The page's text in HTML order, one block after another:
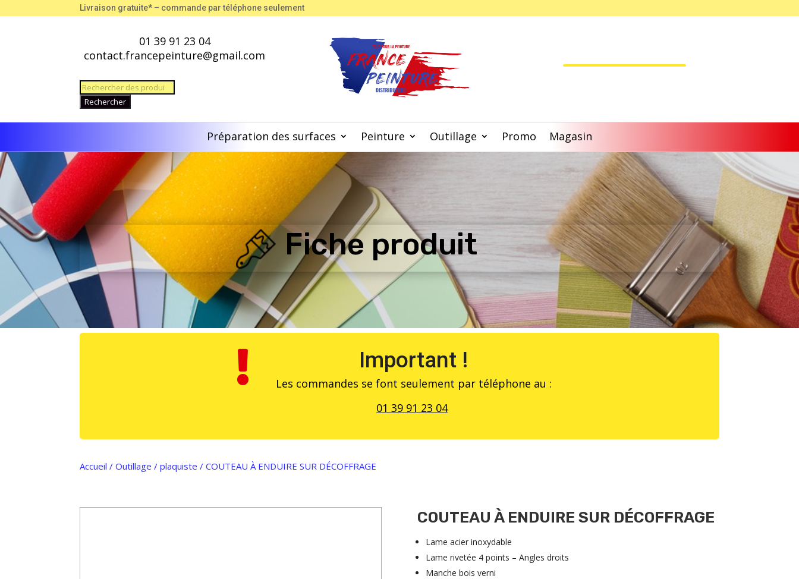
Livraison gratuite* – commande par téléphone seulement
01 39 91 23 04
contact.francepeinture@gmail.com
Recherche
de
Rechercher
Préparation des surfaces Peinture Outillage Promo Magasin
Fiche produit
 Important !
Les commandes se font seulement par téléphone au :
01 39 91 23 04
Accueil /Outillage /plaquiste / COUTEAU À ENDUIRE SUR DÉCOFFRAGE
COUTEAU À ENDUIRE SUR DÉCOFFRAGE
Lame acier inoxydable
Lame rivetée 4 points – Angles droits
Manche bois verni